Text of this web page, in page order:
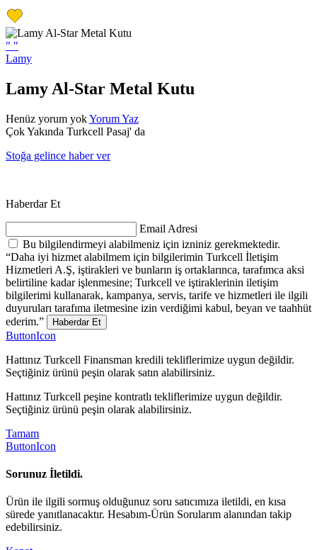
" "
Lamy
Lamy Al-Star Metal Kutu
Henüz yorum yokYorum Yaz
Çok Yakında Turkcell Pasaj' da
Stoğa gelince haber ver
Haberdar Et
Email Adresi
Bu bilgilendirmeyi alabilmeniz için izniniz gerekmektedir.
“Daha iyi hizmet alabilmem için bilgilerimin Turkcell İletişim
Hizmetleri A.Ş, iştirakleri ve bunların iş ortaklarınca, tarafımca aksi
belirtiline kadar işlenmesine; Turkcell ve iştiraklerinin iletişim
bilgilerimi kullanarak, kampanya, servis, tarife ve hizmetleri ile ilgili
duyuruları tarafıma iletmesine izin verdiğimi kabul, beyan ve taahhüt
ederim.”
Haberdar Et
ButtonIcon
Hattınız Turkcell Finansman kredili tekliflerimize uygun değildir.
Seçtiğiniz ürünü peşin olarak satın alabilirsiniz.
Hattınız Turkcell peşine kontratlı tekliflerimize uygun değildir.
Seçtiğiniz ürünü peşin olarak alabilirsiniz.
Tamam
ButtonIcon
Sorunuz İletildi.
Ürün ile ilgili sormuş olduğunuz soru satıcımıza iletildi, en kısa
sürede yanıtlanacaktır. Hesabım-Ürün Sorularım alanından takip
edebilirsiniz.